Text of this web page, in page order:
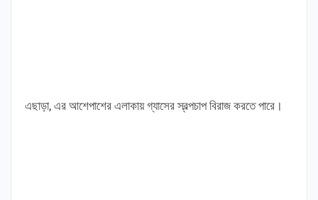
এছাড়া, এর আশেপাশের এলাকায় গ্যাসের স্বল্পচাপ বিরাজ করতে পারে।